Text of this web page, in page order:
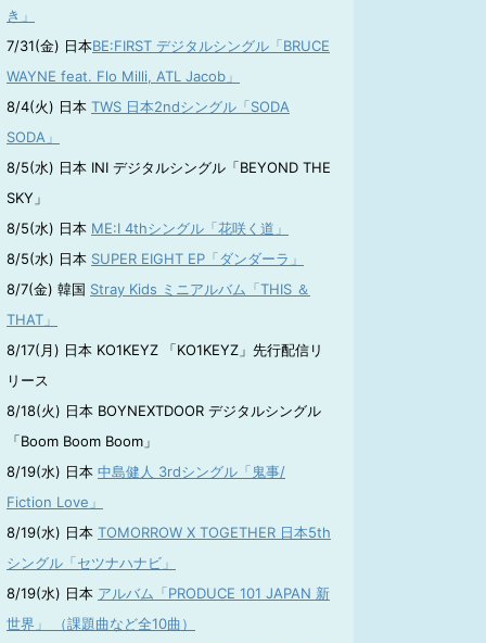
き」
7/31(金) 日本BE:FIRST デジタルシングル「BRUCE
WAYNE feat. Flo Milli, ATL Jacob」
8/4(火) 日本 TWS 日本2ndシングル「SODA
SODA」
8/5(水) 日本 INI デジタルシングル「BEYOND THE
SKY」
8/5(水) 日本 ME:I 4thシングル「花咲く道」
8/5(水) 日本 SUPER EIGHT EP「ダンダーラ」
8/7(金) 韓国 Stray Kids ミニアルバム「THIS ＆
THAT」
8/17(月) 日本 KO1KEYZ 「KO1KEYZ」先行配信リ
リース
8/18(火) 日本 BOYNEXTDOOR デジタルシングル
「Boom Boom Boom」
8/19(水) 日本 中島健人 3rdシングル「鬼事/
Fiction Love」
8/19(水) 日本 TOMORROW X TOGETHER 日本5th
シングル「セツナハナビ」
8/19(水) 日本 アルバム「PRODUCE 101 JAPAN 新
世界」 （課題曲など全10曲）